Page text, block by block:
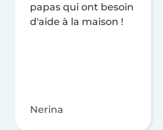
papas qui ont besoin
d'aide à la maison !
Nerina